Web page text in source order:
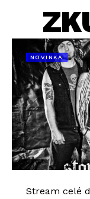
NOVINKA
Stream celé